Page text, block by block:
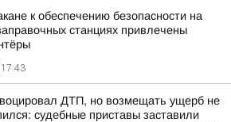
к обеспечению безопасности на
станциях привлечены
17:43
ДТП, но возмещать ущерб не
судебные приставы заставили